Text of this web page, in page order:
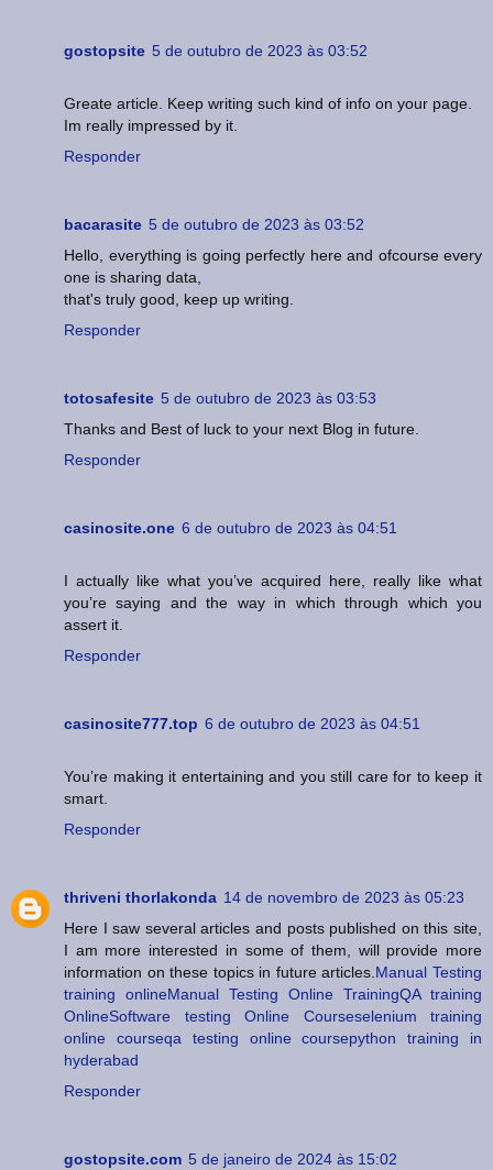
gostopsite 5 de outubro de 2023 às 03:52
Greate article. Keep writing such kind of info on your page.
Im really impressed by it.
Responder
bacarasite 5 de outubro de 2023 às 03:52
Hello, everything is going perfectly here and ofcourse every
one is sharing data,
that's truly good, keep up writing.
Responder
totosafesite 5 de outubro de 2023 às 03:53
Thanks and Best of luck to your next Blog in future.
Responder
casinosite.one 6 de outubro de 2023 às 04:51
I actually like what you’ve acquired here, really like what
you’re saying and the way in which through which you
assert it.
Responder
casinosite777.top 6 de outubro de 2023 às 04:51
You’re making it entertaining and you still care for to keep it
smart.
Responder
thriveni thorlakonda 14 de novembro de 2023 às 05:23
Here I saw several articles and posts published on this site,
I am more interested in some of them, will provide more
information on these topics in future articles. Manual Testing
training onlineManual Testing Online TrainingQA training
OnlineSoftware testing Online Courseselenium training
online courseqa testing online coursepython training in
hyderabad
Responder
gostopsite.com 5 de janeiro de 2024 às 15:02